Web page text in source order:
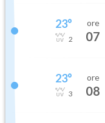
23°
2
ore
07
23°
3
ore
08